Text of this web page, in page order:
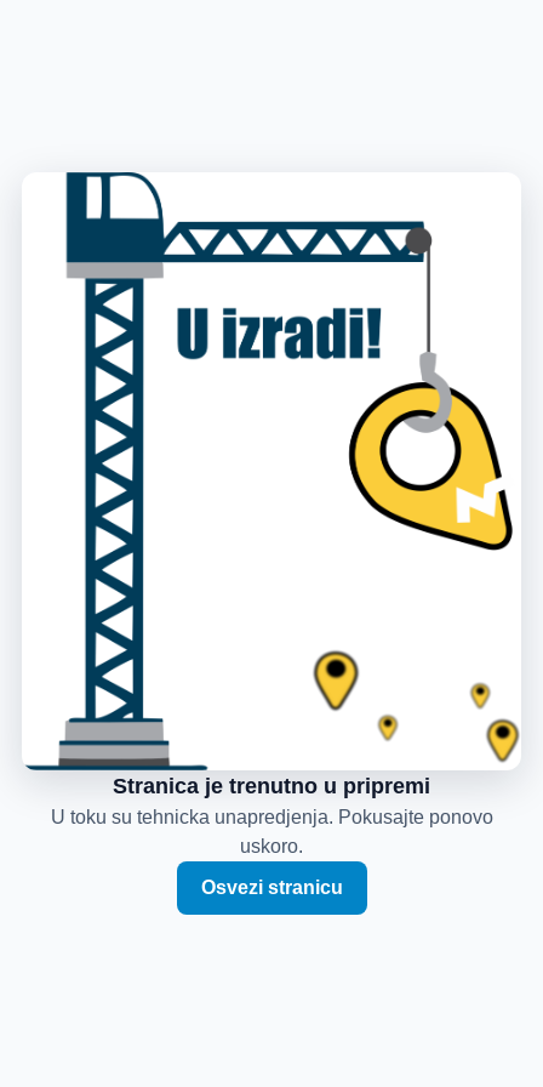
Stranica je trenutno u pripremi
U toku su tehnicka unapredjenja. Pokusajte ponovo
uskoro.
Osvezi stranicu